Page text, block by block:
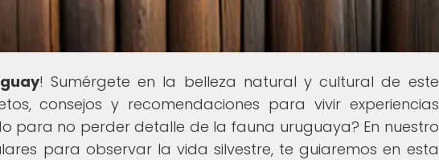
! Sumérgete en la belleza natural y cultural de este
consejos y recomendaciones para vivir experiencias
para no perder detalle de la fauna uruguaya? En nuestro
para observar la vida silvestre, te guiaremos en esta